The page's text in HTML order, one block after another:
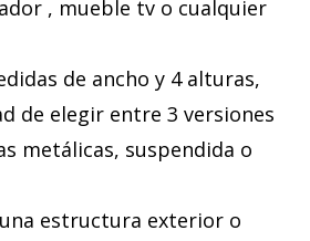
, mueble tv o cualquier
de ancho y 4 alturas,
de elegir entre 3 versiones
metálicas, suspendida o
estructura exterior o